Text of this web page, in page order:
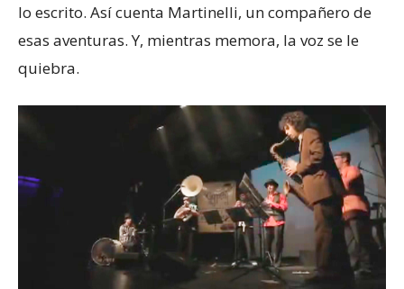
lo escrito. Así cuenta Martinelli, un compañero de
esas aventuras. Y, mientras memora, la voz se le
quiebra.